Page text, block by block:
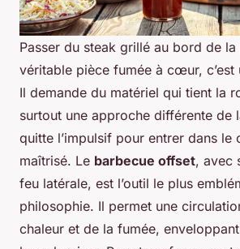
Passer du steak grillé au bord de
véritable pièce fumée à cœur, c’est
Il demande du matériel qui tient la
surtout une approche différente de
quitte l’impulsif pour entrer dans le
maîtrisé. Le barbecue offset, avec
feu latérale, est l’outil le plus
philosophie. Il permet une
chaleur et de la fumée,